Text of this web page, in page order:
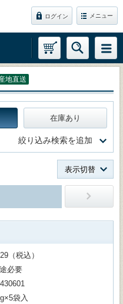
ログイン メニュー
地直送
在庫あり
絞り込み検索を追加
表示切替
（税込）
必要
袋入